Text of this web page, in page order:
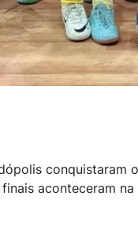
conquistaram
aconteceram